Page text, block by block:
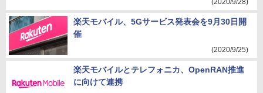
(2020/9/28)
楽天モバイル、5Gサービス発表会を9月30日開
催
(2020/9/25)
楽天モバイルとテレフォニカ、OpenRAN推進
に向けて連携